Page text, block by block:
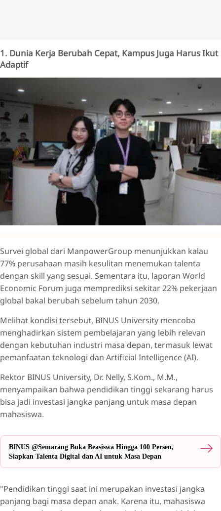
1. Dunia Kerja Berubah Cepat, Kampus Juga Harus Ikut
Adaptif
Survei global dari ManpowerGroup menunjukkan kalau
77% perusahaan masih kesulitan menemukan talenta
dengan skill yang sesuai. Sementara itu, laporan World
Economic Forum juga memprediksi sekitar 22% pekerjaan
global bakal berubah sebelum tahun 2030.
Melihat kondisi tersebut, BINUS University mencoba
menghadirkan sistem pembelajaran yang lebih relevan
dengan kebutuhan industri masa depan, termasuk lewat
pemanfaatan teknologi dan Artificial Intelligence (AI).
Rektor BINUS University, Dr. Nelly, S.Kom., M.M.,
menyampaikan bahwa pendidikan tinggi sekarang harus
bisa jadi investasi jangka panjang untuk masa depan
mahasiswa.
BINUS @Semarang Buka Beasiswa Hingga 100 Persen,
Siapkan Talenta Digital dan AI untuk Masa Depan
"Pendidikan tinggi saat ini merupakan investasi jangka
panjang bagi masa depan anak. Karena itu, mahasiswa